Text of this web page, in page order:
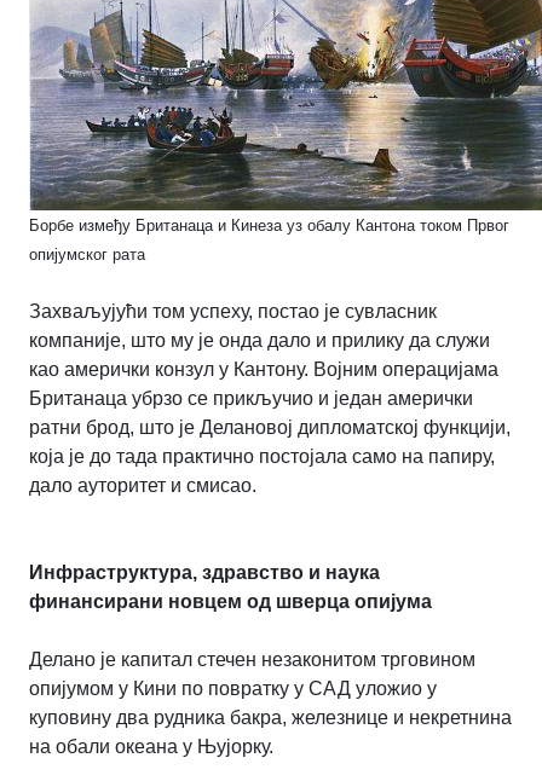
Борбе између Британаца и Кинеза уз обалу Кантона током Првог
опијумског рата
Захваљујући том успеху, постао је сувласник
компаније, што му је онда дало и прилику да служи
као амерички конзул у Кантону. Војним операцијама
Британаца убрзо се прикључио и један амерички
ратни брод, што је Делановој дипломатској функцији,
која је до тада практично постојала само на папиру,
дало ауторитет и смисао.
Инфраструктура, здравство и наука
финансирани новцем од шверца опијума
Делано је капитал стечен незаконитом трговином
опијумом у Кини по повратку у САД уложио у
куповину два рудника бакра, железнице и некретнина
на обали океана у Њујорку.